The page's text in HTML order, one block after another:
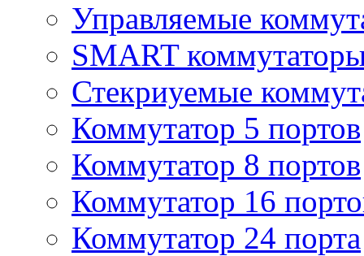
Управляемые
SMART
Стекриуемые
Коммутатор 5 портов
Коммутатор 8 портов
Коммутатор 16
Коммутатор 24 порта